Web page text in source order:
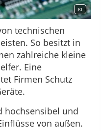
KI
technischen
So besitzt in
zahlreiche kleine
Eine
Firmen Schutz
hochsensibel und
von außen.